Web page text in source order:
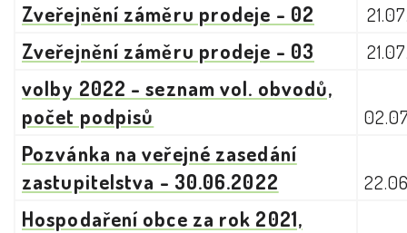
Zveřejnění záměru prodeje - 02
Zveřejnění záměru prodeje - 03
volby 2022 - seznam vol. obvodů,
počet podpisů
Pozvánka na veřejné zasedání
zastupitelstva - 30.06.2022
Hospodaření obce za rok 2021,